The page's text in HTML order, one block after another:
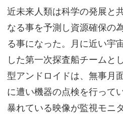
近未来人類は科学の発展と
なる事を予測し資源確保の
る事になった。月に近い宇
した第一次探査船チームと
型アンドロイドは、無事月
に遭い機器の点検を行って
暴れている映像が監視モニ